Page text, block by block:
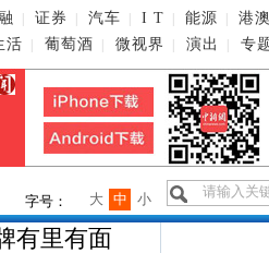
证券 汽车 I T 能源 港澳
活 葡萄酒 微视界 演出 专
字号： 小
中
大
有里有面